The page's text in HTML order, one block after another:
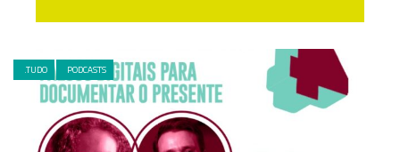
.TUDO PODCASTS